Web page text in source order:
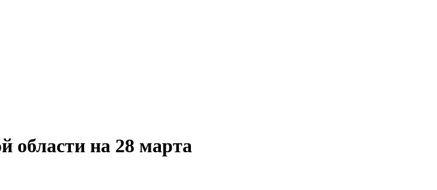
области на 28 марта